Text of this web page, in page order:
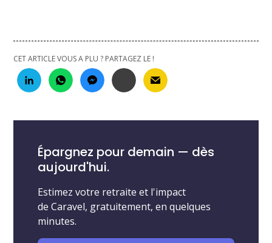
CET ARTICLE VOUS A PLU ? PARTAGEZ LE !
Épargnez pour demain — dès
aujourd'hui.
Estimez votre retraite et l'impact
de Caravel, gratuitement, en quelques
minutes.